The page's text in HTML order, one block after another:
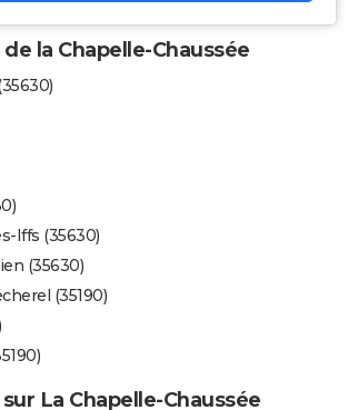
la Chapelle-Chaussée
Iffs (35630)
(35630)
(35190)
La Chapelle-Chaussée